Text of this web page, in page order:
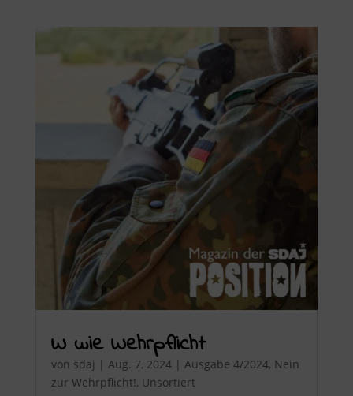
W wie Wehrpflicht
von sdaj | Aug. 7, 2024| Ausgabe 4/2024, Nein
zur Wehrpflicht!, Unsortiert